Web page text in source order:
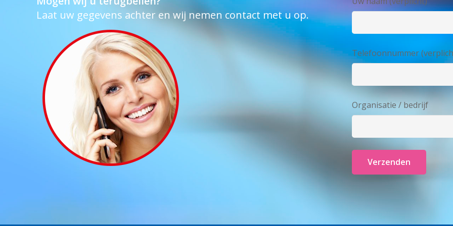
Laat uw gegevens achter en wij nemen contact met u op.
Telefoonnummer
Organisatie / bedrijf